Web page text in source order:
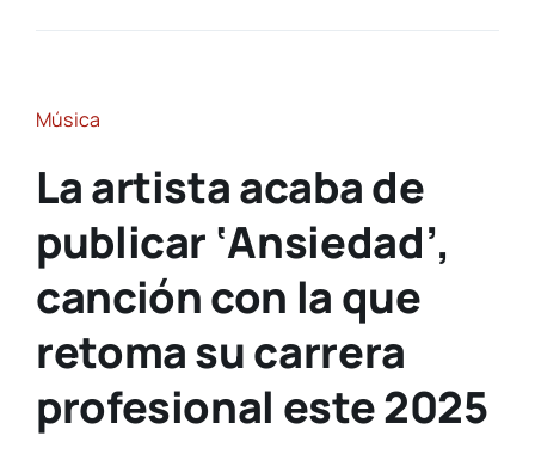
Música
La artista acaba de
publicar ‘Ansiedad’,
canción con la que
retoma su carrera
profesional este 2025